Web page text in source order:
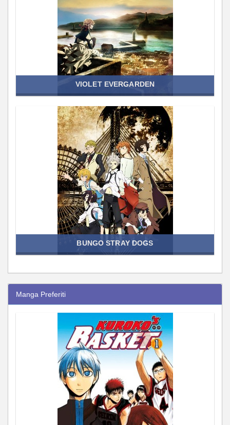
VIOLET EVERGARDEN
BUNGO STRAY DOGS
Manga Preferiti